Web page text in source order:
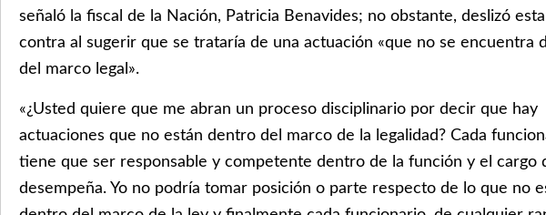
señaló la fiscal de la Nación, Patricia Benavides; no obstante, deslizó
contra al sugerir que se trataría de una actuación «que no se encuentra
del marco legal».
«¿Usted quiere que me abran un proceso disciplinario por decir que hay
actuaciones que no están dentro del marco de la legalidad? Cada
tiene que ser responsable y competente dentro de la función y el cargo
desempeña. Yo no podría tomar posición o parte respecto de lo que no